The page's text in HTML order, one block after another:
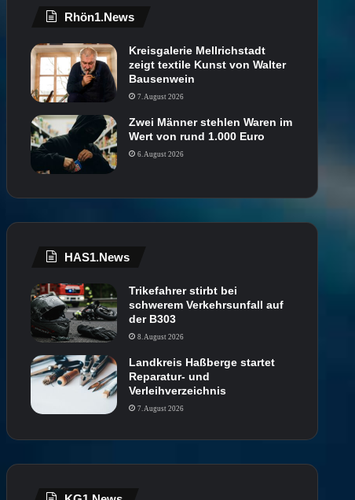
Rhön1.News
Kreisgalerie Mellrichstadt
zeigt textile Kunst von Walter
Bausenwein
7. August 2026
Zwei Männer stehlen Waren im
Wert von rund 1.000 Euro
6. August 2026
HAS1.News
Trikefahrer stirbt bei
schwerem Verkehrsunfall auf
der B303
8. August 2026
Landkreis Haßberge startet
Reparatur- und
Verleihverzeichnis
7. August 2026